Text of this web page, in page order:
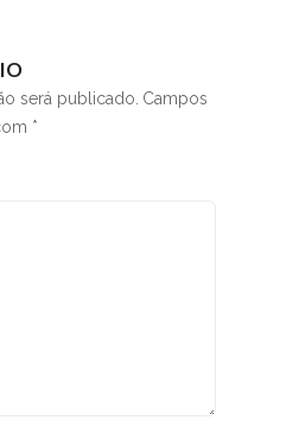
será publicado. Campos
*